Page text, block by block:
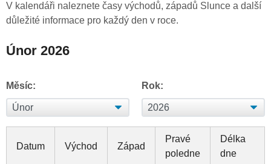
V kalendáři naleznete časy východů, západů Slunce a další
důležité informace pro každý den v roce.
Únor 2026
Měsíc: Rok:
Datum Východ Západ
Pravé
poledne
Délka
dne